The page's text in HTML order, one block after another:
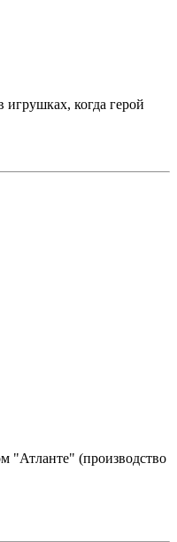
когда герой
"Атланте" (производство